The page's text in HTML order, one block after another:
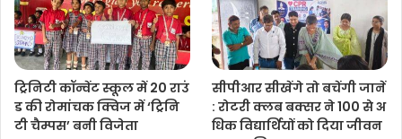
ट्रिनिटी कॉन्वेंट स्कूल में 20 राउं
ड की रोमांचक क्विज में ‘ट्रिनि
टी चैम्पस’ बनी विजेता
सीपीआर सीखेंगे तो बचेंगी जानें
: रोटरी क्लब बक्सर ने 100 से अ
धिक विद्यार्थियों को दिया जीवन